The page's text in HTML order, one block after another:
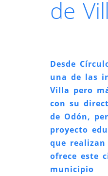
de
Desde
una de las
Villa pero
con su
de Odón,
proyecto
que
ofrece este
municipio